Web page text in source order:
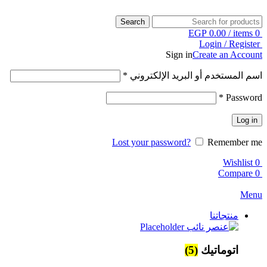
Search
0
items
/
EGP 0.00
Login / Register
Sign inCreate an Account
اسم المستخدم أو البريد الإلكتروني *
Password
*
Log in
Lost your password?
Remember me
0
Wishlist
0
Compare
Menu
منتجاتنا
اتوماتيك (5)